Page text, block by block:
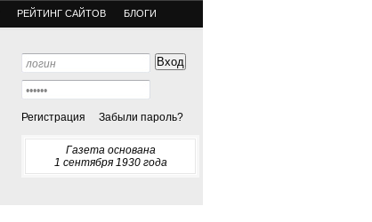
РЕЙТИНГ САЙТОВ БЛОГИ
Регистрация Забыли пароль?
Газета основана
1 сентября 1930 года